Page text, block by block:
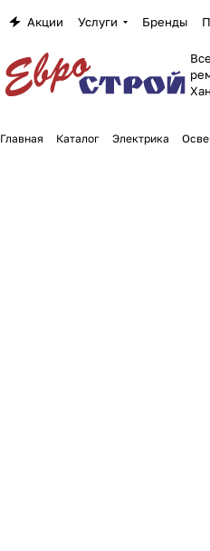
Акции Услуги Бренды
Главная Каталог Электрика